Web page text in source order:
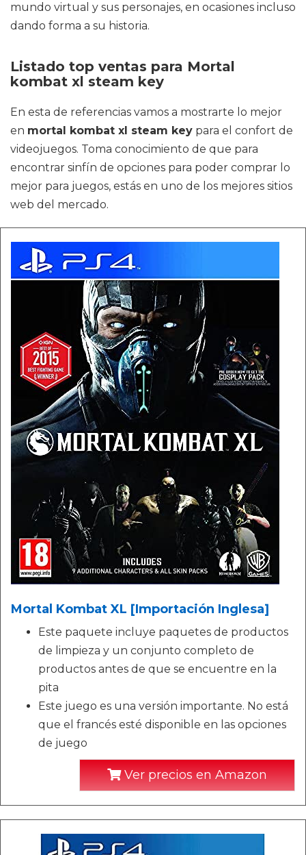
mundo virtual y sus personajes, en ocasiones incluso
dando forma a su historia.
Listado top ventas para Mortal
kombat xl steam key
En esta de referencias vamos a mostrarte lo mejor
en mortal kombat xl steam key para el confort de
videojuegos. Toma conocimiento de que para
encontrar sinfín de opciones para poder comprar lo
mejor para juegos, estás en uno de los mejores sitios
web del mercado.
Mortal Kombat XL [Importación Inglesa]
Este paquete incluye paquetes de productos
de limpieza y un conjunto completo de
productos antes de que se encuentre en la
pita
Este juego es una versión importante. No está
que el francés esté disponible en las opciones
de juego
Ver precios en Amazon